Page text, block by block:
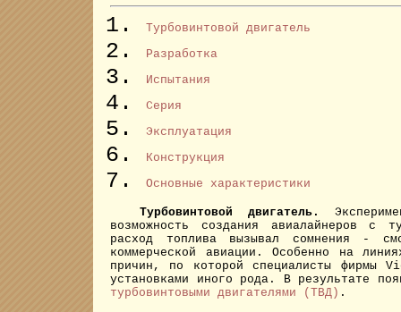
Турбовинтовой двигатель
Разработка
Испытания
Серия
Эксплуатация
Конструкция
Основные характеристики
Турбовинтовой двигатель.
возможность создания авиалайнеров с
расход топлива вызывал сомнения -
коммерческой авиации. Особенно на
причин, по которой специалисты фирмы
установками иного рода. В результате
турбовинтовыми двигателями (ТВД) .